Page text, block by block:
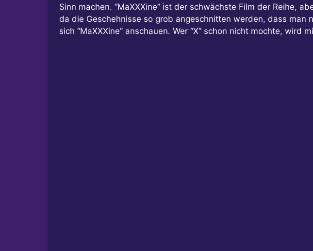
Sinn machen. “MaXXXine” ist der schwächste Film der Reihe,
da die Geschehnisse so grob angeschnitten werden, dass man
sich “MaXXXine” anschauen. Wer “X” schon nicht mochte, wird